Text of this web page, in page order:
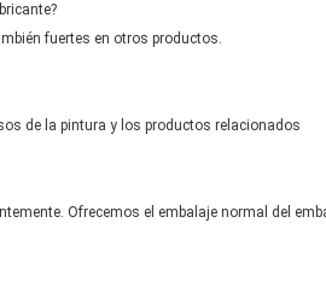
fuertes en otros productos.
de la pintura y los productos relacionados
Ofrecemos el embalaje normal del